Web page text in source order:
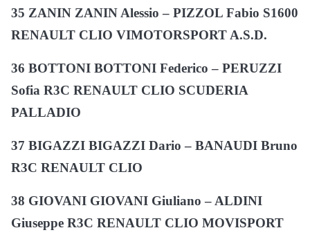
35 ZANIN ZANIN Alessio – PIZZOL Fabio S1600
RENAULT CLIO VIMOTORSPORT A.S.D.
36 BOTTONI BOTTONI Federico – PERUZZI
Sofia R3C RENAULT CLIO SCUDERIA
PALLADIO
37 BIGAZZI BIGAZZI Dario – BANAUDI Bruno
R3C RENAULT CLIO
38 GIOVANI GIOVANI Giuliano – ALDINI
Giuseppe R3C RENAULT CLIO MOVISPORT